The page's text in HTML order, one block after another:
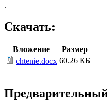
.
Скачать:
Вложение
Размер
chtenie.docx 60.26 КБ